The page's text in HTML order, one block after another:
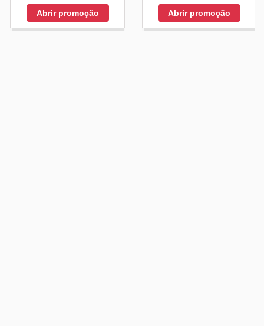
Abrir promoção Abrir promoção